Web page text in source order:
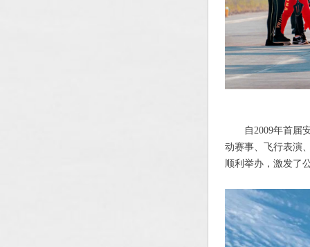
自2009年首届
动赛事、飞行表演
顺利举办，激发了